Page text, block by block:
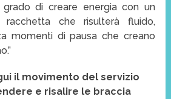
grado di creare energia con un
racchetta che risulterà fluido,
momenti di pausa che creano
il movimento del servizio
e risalire le braccia